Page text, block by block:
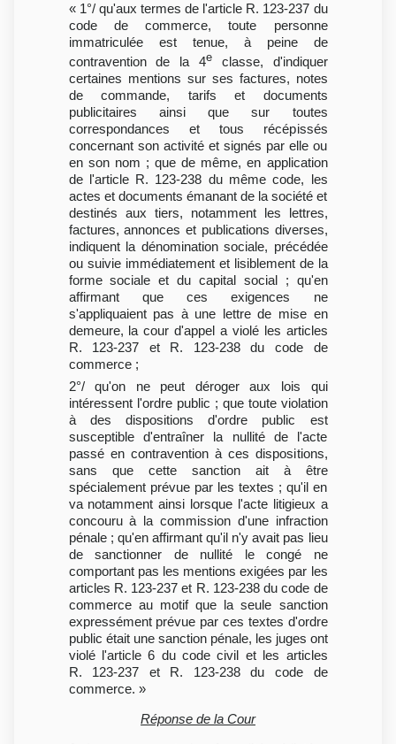
« 1°/ qu'aux termes de l'article R. 123-237 du
code de commerce, toute personne
immatriculée est tenue, à peine de
contravention de la 4eclasse, d'indiquer
certaines mentions sur ses factures, notes
de commande, tarifs et documents
publicitaires ainsi que sur toutes
correspondances et tous récépissés
concernant son activité et signés par elle ou
en son nom ; que de même, en application
de l'article R. 123-238 du même code, les
actes et documents émanant de la société et
destinés aux tiers, notamment les lettres,
factures, annonces et publications diverses,
indiquent la dénomination sociale, précédée
ou suivie immédiatement et lisiblement de la
forme sociale et du capital social ; qu'en
affirmant que ces exigences ne
s'appliquaient pas à une lettre de mise en
demeure, la cour d'appel a violé les articles
R. 123-237 et R. 123-238 du code de
commerce ;
2°/ qu'on ne peut déroger aux lois qui
intéressent l'ordre public ; que toute violation
à des dispositions d'ordre public est
susceptible d'entraîner la nullité de l'acte
passé en contravention à ces dispositions,
sans que cette sanction ait à être
spécialement prévue par les textes ; qu'il en
va notamment ainsi lorsque l'acte litigieux a
concouru à la commission d'une infraction
pénale ; qu'en affirmant qu'il n'y avait pas lieu
de sanctionner de nullité le congé ne
comportant pas les mentions exigées par les
articles R. 123-237 et R. 123-238 du code de
commerce au motif que la seule sanction
expressément prévue par ces textes d'ordre
public était une sanction pénale, les juges ont
violé l'article 6 du code civil et les articles
R. 123-237 et R. 123-238 du code de
commerce. »
Réponse de la Cour